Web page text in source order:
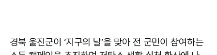
경북 울진군이 ‘지구의 날’을 맞아 전 군민이 참여하는